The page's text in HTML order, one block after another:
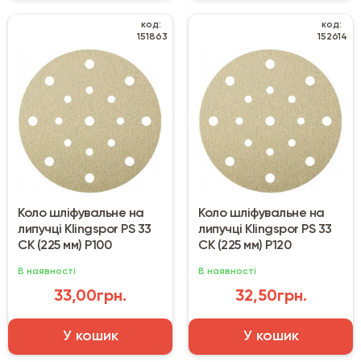
код:
151863
Коло шліфувальне на
липучці Klingspor PS 33
CK (225 мм) Р100
В наявності
33,00грн.
У кошик
код:
152614
Коло шліфувальне на
липучці Klingspor PS 33
CK (225 мм) Р120
В наявності
32,50грн.
У кошик